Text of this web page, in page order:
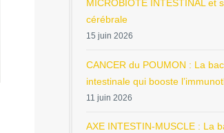
MICROBIOTE INTESTINAL et
cérébrale
15 juin 2026
CANCER du POUMON : La
intestinale qui booste
11 juin 2026
AXE INTESTIN-MUSCLE : La